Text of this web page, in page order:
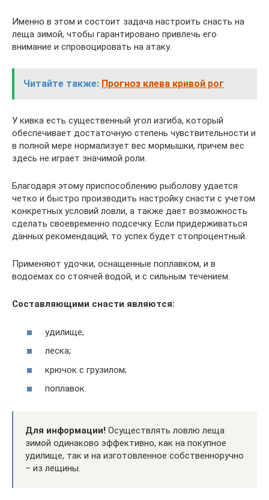
Именно в этом и состоит задача настроить снасть на
леща зимой, чтобы гарантировано привлечь его
внимание и спровоцировать на атаку.
Читайте также: Прогноз клева кривой рог
У кивка есть существенный угол изгиба, который
обеспечивает достаточную степень чувствительности и
в полной мере нормализует вес мормышки, причем вес
здесь не играет значимой роли.
Благодаря этому приспособлению рыболову удается
четко и быстро производить настройку снасти с учетом
конкретных условий ловли, а также дает возможность
сделать своевременно подсечку. Если придерживаться
данных рекомендаций, то успех будет стопроцентный.
Применяют удочки, оснащенные поплавком, и в
водоемах со стоячей водой, и с сильным течением.
Составляющими снасти являются:
удилище;
леска;
крючок с грузилом;
поплавок.
Для информации! Осуществлять ловлю леща
зимой одинаково эффективно, как на покупное
удилище, так и на изготовленное собственноручно
– из лещины.